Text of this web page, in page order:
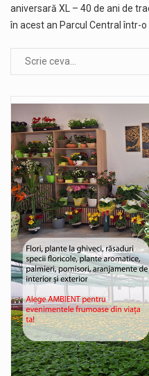
aniversară XL – 40 de ani de
în acest an Parcul Central într-o